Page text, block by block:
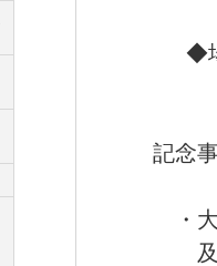
◆
記念事
・大阪
及び青